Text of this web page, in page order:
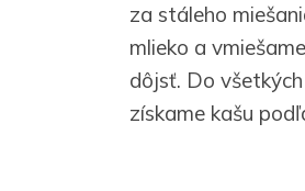
za stáleho
mlieko a
dôjsť. Do
získame kašu